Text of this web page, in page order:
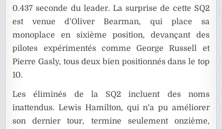
0.437 seconde du leader. La surprise de cette SQ2
est venue d’Oliver Bearman, qui place sa
monoplace en sixième position, devançant des
pilotes expérimentés comme George Russell et
Pierre Gasly, tous deux bien positionnés dans le top
10.
Les éliminés de la SQ2 incluent des noms
inattendus. Lewis Hamilton, qui n’a pu améliorer
son dernier tour, termine seulement onzième,